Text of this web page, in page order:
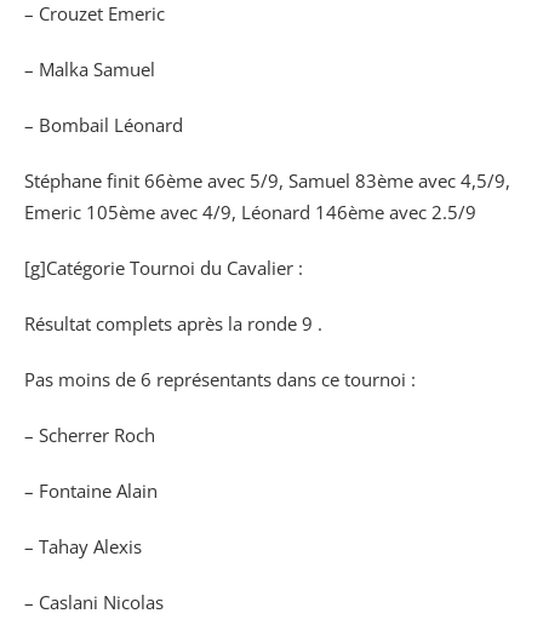
– Crouzet Emeric
– Malka Samuel
– Bombail Léonard
Stéphane finit 66ème avec 5/9, Samuel 83ème avec 4,5/9,
Emeric 105ème avec 4/9, Léonard 146ème avec 2.5/9
[g]Catégorie Tournoi du Cavalier :
Résultat complets après la ronde 9 .
Pas moins de 6 représentants dans ce tournoi :
– Scherrer Roch
– Fontaine Alain
– Tahay Alexis
– Caslani Nicolas